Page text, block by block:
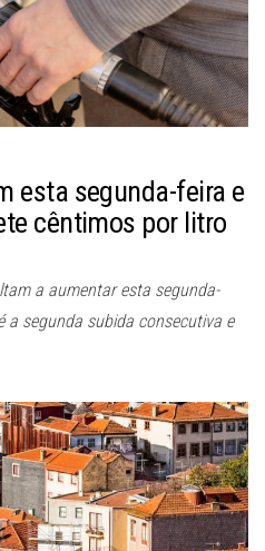
esta segunda-feira e
cêntimos por litro
a aumentar esta segunda-
a segunda subida consecutiva e